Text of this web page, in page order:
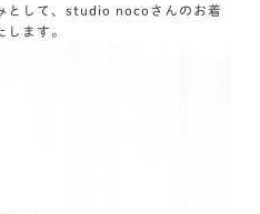
として、studio nocoさんのお着
ます。